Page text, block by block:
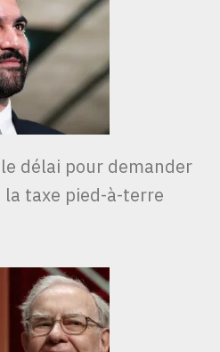
délai pour demander
taxe pied-à-terre